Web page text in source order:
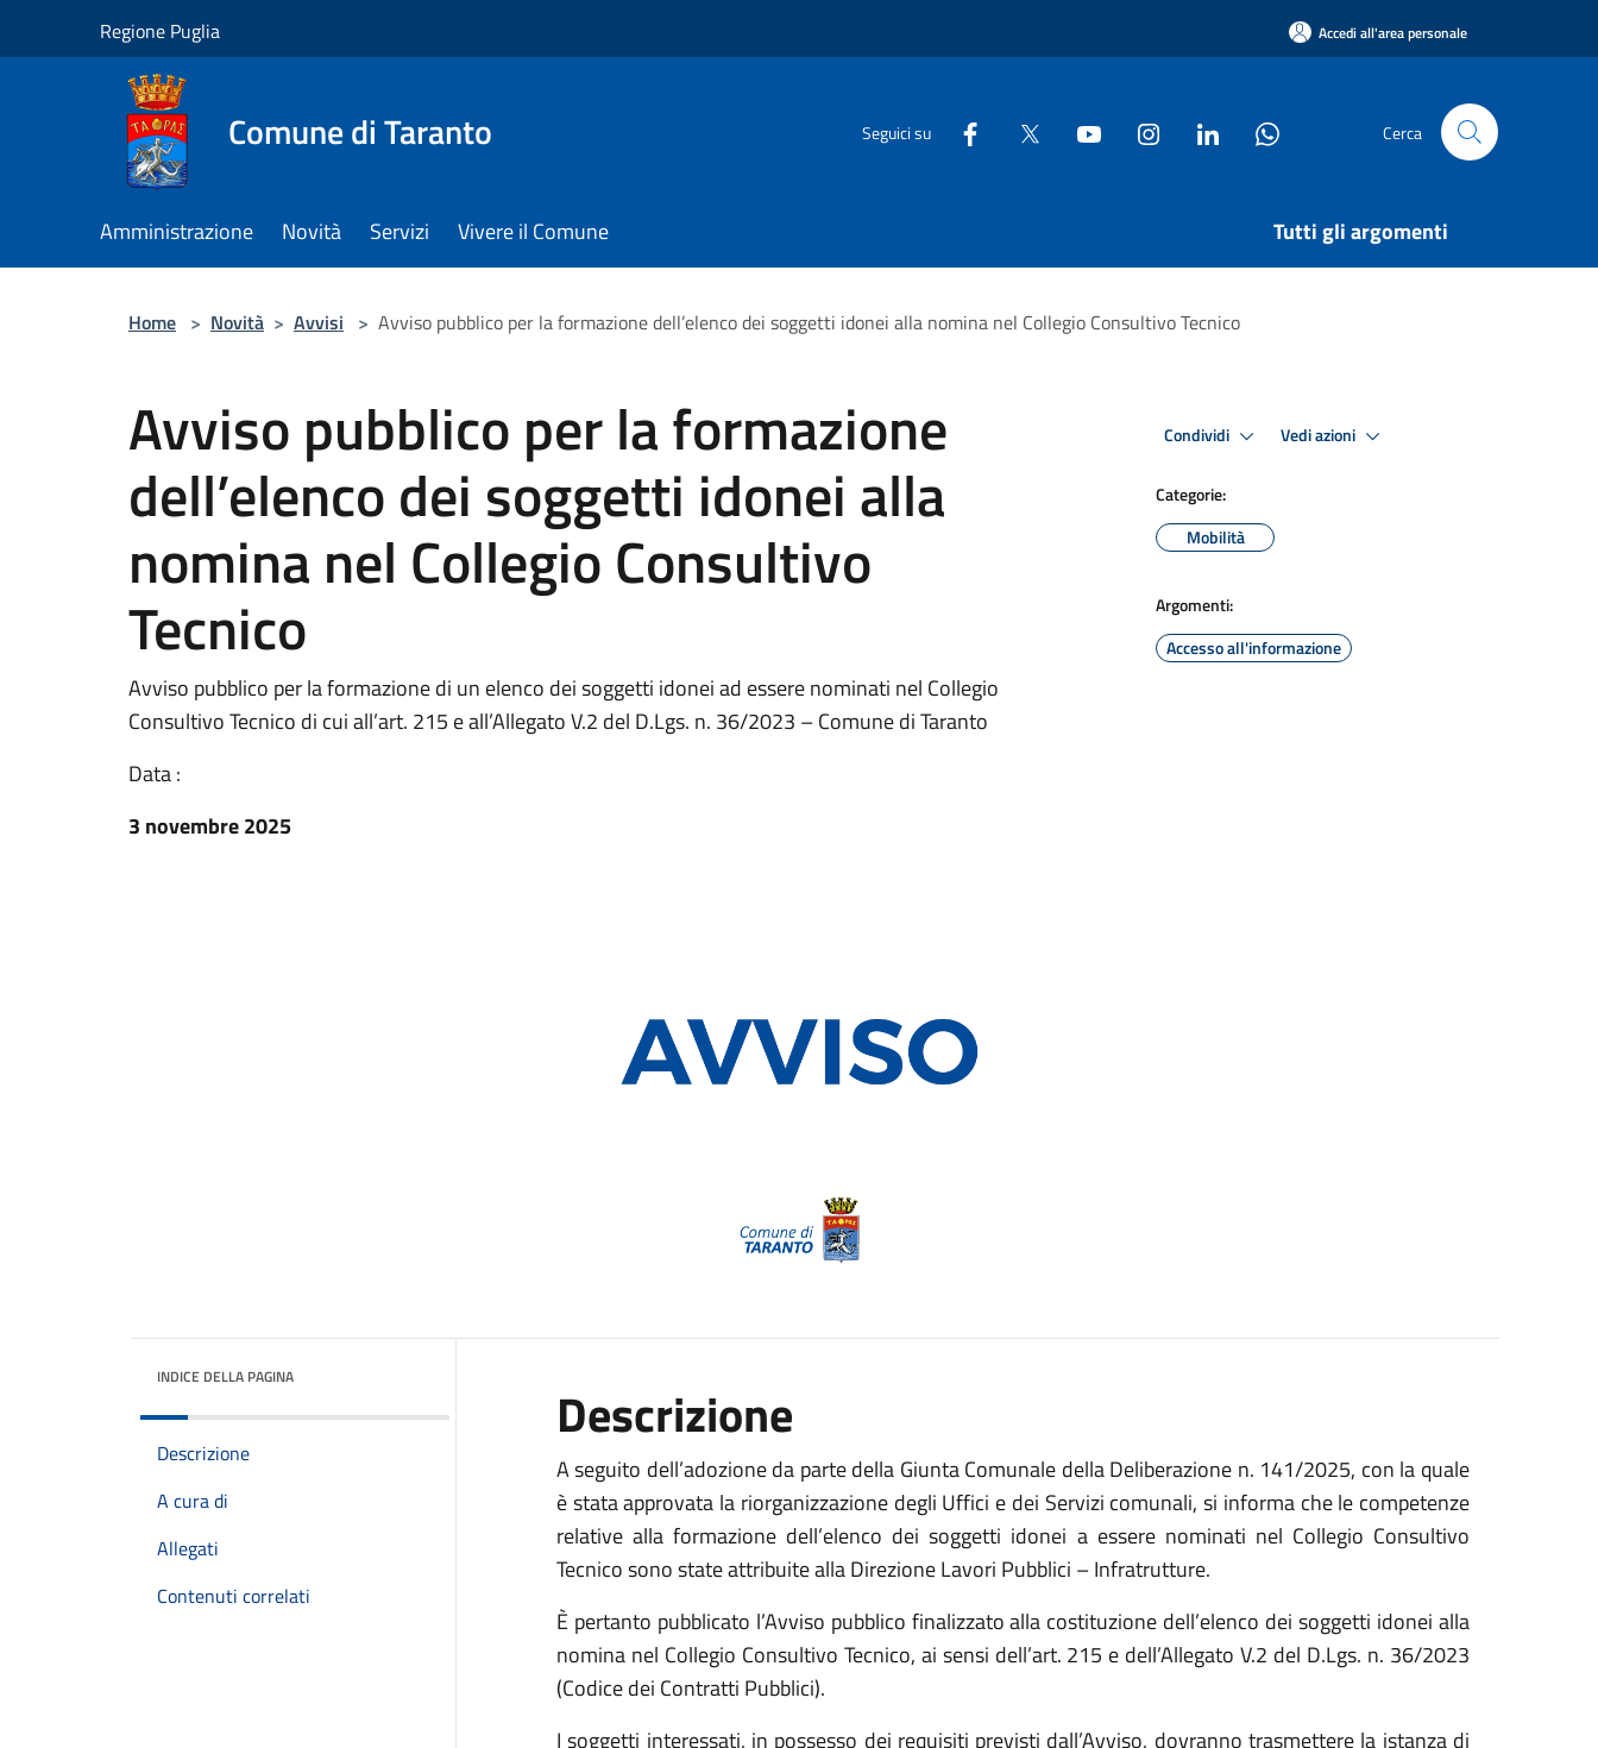
Regione Puglia Accedi all'area personale
Comune di Taranto Seguici su Cerca
Amministrazione Novità Servizi Vivere il Comune Tutti gli argomenti
Home > Novità > Avvisi > Avviso pubblico per la formazione dell’elenco dei soggetti idonei alla nomina nel Collegio Consultivo Tecnico
Avviso pubblico per la formazione
dell’elenco dei soggetti idonei alla
nomina nel Collegio Consultivo
Tecnico
Avviso pubblico per la formazione di un elenco dei soggetti idonei ad essere nominati nel Collegio
Consultivo Tecnico di cui all’art. 215 e all’Allegato V.2 del D.Lgs. n. 36/2023 – Comune di Taranto
Data :
3 novembre 2025
Condividi Vedi azioni
Categorie:
Mobilità
Argomenti:
Accesso all'informazione
INDICE DELLA PAGINA
Descrizione
A cura di
Allegati
Contenuti correlati
Descrizione
A seguito dell’adozione da parte della Giunta Comunale della Deliberazione n. 141/2025, con la quale
è stata approvata la riorganizzazione degli Uffici e dei Servizi comunali, si informa che le competenze
relative alla formazione dell’elenco dei soggetti idonei a essere nominati nel Collegio Consultivo
Tecnico sono state attribuite alla Direzione Lavori Pubblici – Infratrutture.
È pertanto pubblicato l’Avviso pubblico finalizzato alla costituzione dell’elenco dei soggetti idonei alla
nomina nel Collegio Consultivo Tecnico, ai sensi dell’art. 215 e dell’Allegato V.2 del D.Lgs. n. 36/2023
(Codice dei Contratti Pubblici).
I soggetti interessati, in possesso dei requisiti previsti dall’Avviso, dovranno trasmettere la istanza di